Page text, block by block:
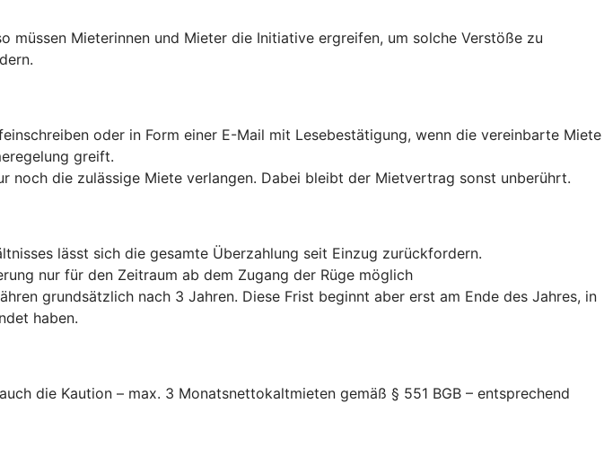
müssen Mieterinnen und Mieter die Initiative ergreifen, um solche Verstöße zu
oder in Form einer E-Mail mit Lesebestätigung, wenn die vereinbarte Miete
greift.
noch die zulässige Miete verlangen. Dabei bleibt der Mietvertrag sonst unberührt.
lässt sich die gesamte Überzahlung seit Einzug zurückfordern.
nur für den Zeitraum ab dem Zugang der Rüge möglich
grundsätzlich nach 3 Jahren. Diese Frist beginnt aber erst am Ende des Jahres, in
haben.
die Kaution – max. 3 Monatsnettokaltmieten gemäß § 551 BGB – entsprechend